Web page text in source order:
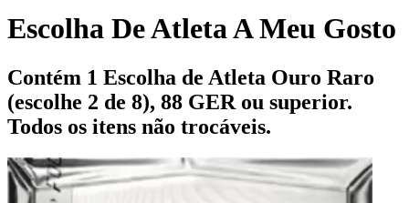
Escolha De Atleta A Meu Gosto
Contém 1 Escolha de Atleta Ouro Raro
(escolhe 2 de 8), 88 GER ou superior.
Todos os itens não trocáveis.